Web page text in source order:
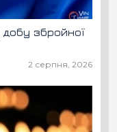
збройної
2 серпня, 2026